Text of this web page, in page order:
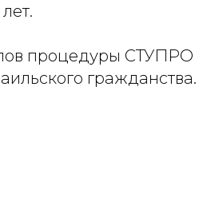
процедуры СТУПРО
гражданства.